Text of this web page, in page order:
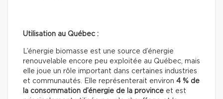
Utilisation au Québec :
L’énergie biomasse est une source d’énergie
renouvelable encore peu exploitée au Québec, mais
elle joue un rôle important dans certaines industries
et communautés. Elle représenterait environ 4 % de
la consommation d’énergie de la province et est